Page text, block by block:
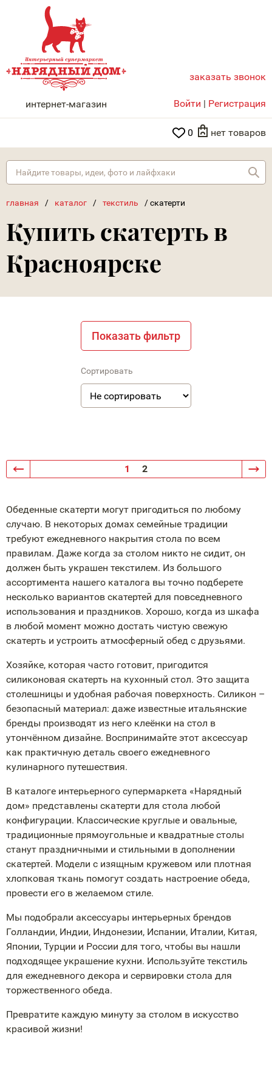
НАРЯДНЫЙ ДОМ
интернет-магазин
заказать звонок
Войти | Регистрация
0 нет товаров
главная / каталог / текстиль /скатерти
Купить скатерть в
Красноярске
1 2
Обеденные скатерти могут пригодиться по любому
случаю. В некоторых домах семейные традиции
требуют ежедневного накрытия стола по всем
правилам. Даже когда за столом никто не сидит, он
должен быть украшен текстилем. Из большого
ассортимента нашего каталога вы точно подберете
несколько вариантов скатертей для повседневного
использования и праздников. Хорошо, когда из шкафа
в любой момент можно достать чистую свежую
скатерть и устроить атмосферный обед с друзьями.
Хозяйке, которая часто готовит, пригодится
силиконовая скатерть на кухонный стол. Это защита
столешницы и удобная рабочая поверхность. Силикон –
безопасный материал: даже известные итальянские
бренды производят из него клеёнки на стол в
утончённом дизайне. Воспринимайте этот аксессуар
как практичную деталь своего ежедневного
кулинарного путешествия.
В каталоге интерьерного супермаркета «Нарядный
дом» представлены скатерти для стола любой
конфигурации. Классические круглые и овальные,
традиционные прямоугольные и квадратные столы
станут праздничными и стильными в дополнении
скатертей. Модели с изящным кружевом или плотная
хлопковая ткань помогут создать настроение обеда,
провести его в желаемом стиле.
Мы подобрали аксессуары интерьерных брендов
Голландии, Индии, Индонезии, Испании, Италии, Китая,
Японии, Турции и России для того, чтобы вы нашли
подходящее украшение кухни. Используйте текстиль
для ежедневного декора и сервировки стола для
торжественного обеда.
Превратите каждую минуту за столом в искусство
красивой жизни!
Показать фильтр
Сортировать